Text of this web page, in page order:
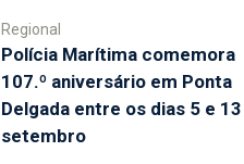
Regional
Polícia Marítima comemora
107.º aniversário em Ponta
Delgada entre os dias 5 e
setembro